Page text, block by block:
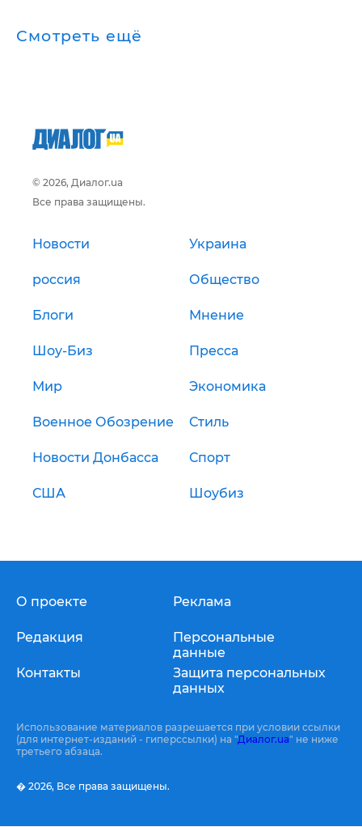
Смотреть ещё
© 2026, Диалог.ua
Все права защищены.
Новости Украина
россия Общество
Блоги Мнение
Шоу-Биз Пресса
Мир Экономика
Военное Обозрение Стиль
Новости Донбасса Спорт
США Шоубиз
О проекте
Редакция
Контакты
Реклама
Персональные
данные
Защита персональных
данных
Использование материалов разрешается при условии ссылки
(для интернет-изданий - гиперссылки) на "Диалог.ua" не ниже
третьего абзаца.
� 2026, Все права защищены.